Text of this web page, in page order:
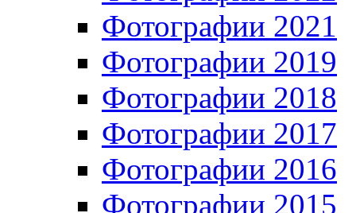
Фотографии 2021
Фотографии 2019
Фотографии 2018
Фотографии 2017
Фотографии 2016
Фотографии 2015